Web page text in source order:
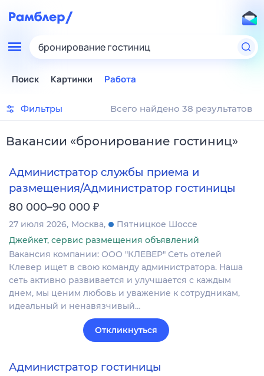
бронирование гостиниц
Поиск Картинки Работа
Фильтры Всего найдено 38 результатов
Вакансии «бронирование гостиниц»
Администратор службы приема и
размещения/Администратор гостиницы
80 000–90 000 ₽
27 июля 2026 Москва
Пятницкое Шоссе
Джейкет, сервис размещения объявлений
Вакансия компании: ООО "КЛЕВЕР" Сеть отелей
Клевер ищет в свою команду администратора. Наша
сеть активно развивается и улучшается с каждым
днем, мы ценим любовь и уважение к сотрудникам,
идеальный и ненавязчивый…
Откликнуться
Администратор гостиницы